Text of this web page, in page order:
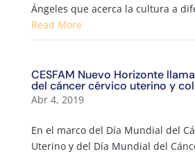
Ángeles que acerca la cultura a
Read More
CESFAM Nuevo Horizonte
del cáncer cérvico uterino y
Abr 4, 2019
En el marco del Día Mundial del
Uterino y del Día Mundial del